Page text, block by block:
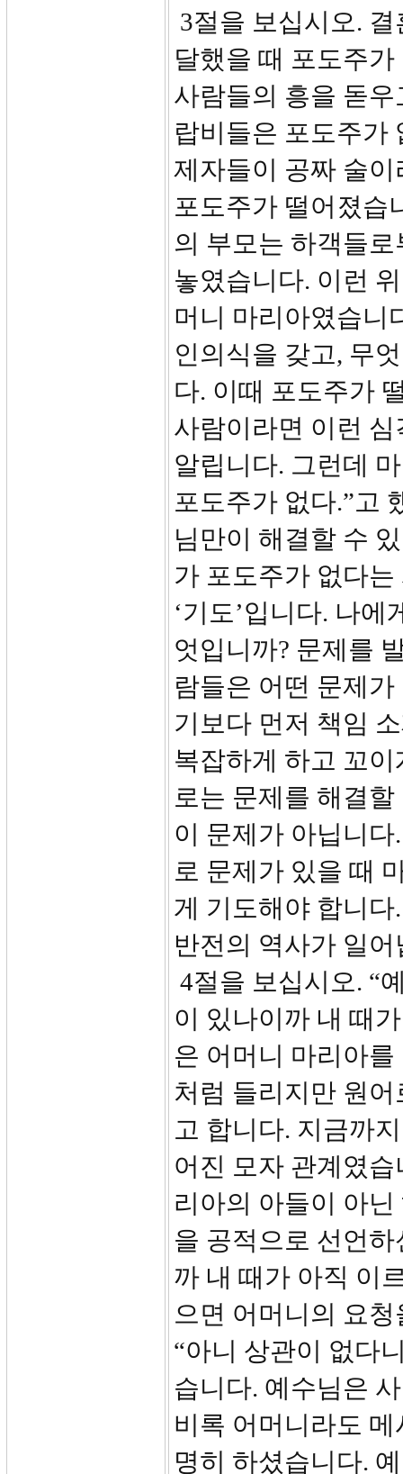
3절을 보십시오.
달했을 때 포도주
사람들의 흥을 돋
랍비들은 포도주가
제자들이 공짜 술
포도주가 떨어졌습
의 부모는 하객들
놓였습니다. 이런
머니 마리아였습니
인의식을 갖고, 무
다. 이때 포도주가
사람이라면 이런
알립니다. 그런데
포도주가 없다.”고
님만이 해결할 수
가 포도주가 없다
‘기도’입니다. 나
엇입니까? 문제를
람들은 어떤 문제
기보다 먼저 책임
복잡하게 하고 꼬
로는 문제를 해결
이 문제가 아닙니
로 문제가 있을 때
게 기도해야 합니
반전의 역사가 일어
4절을 보십시오. “
이 있나이까 내 때
은 어머니 마리아를
처럼 들리지만 원
고 합니다. 지금까
어진 모자 관계였
리아의 아들이 아
을 공적으로 선언
까 내 때가 아직 이
으면 어머니의 요
“아니 상관이 없다
습니다. 예수님은
비록 어머니라도
명히 하셨습니다.